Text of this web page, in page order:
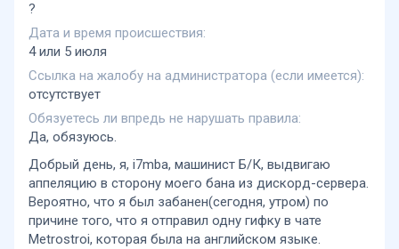
?
Дата и время происшествия
4 или 5 июля
Ссылка на жалобу на администратора (если имеется)
отсутствует
Обязуетесь ли впредь не нарушать правила
Да, обязуюсь.
Добрый день, я, i7mba, машинист Б/К, выдвигаю
аппеляцию в сторону моего бана из дискорд-сервера.
Вероятно, что я был забанен(сегодня, утром) по
причине того, что я отправил одну гифку в чате
Metrostroi, которая была на английском языке.